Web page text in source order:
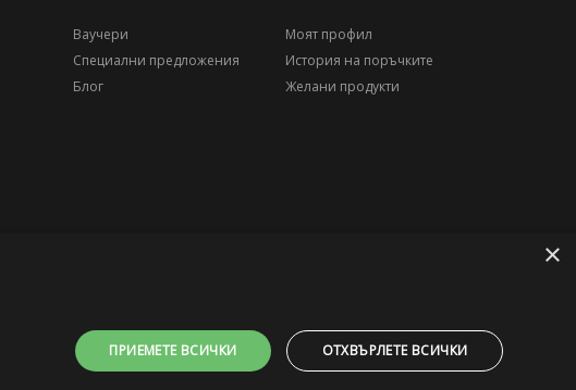
Ваучери
Специални предложения
Блог
Моят профил
История на поръчките
Желани продукти
×
ПРИЕМЕТЕ ВСИЧКИ ОТХВЪРЛЕТЕ ВСИЧКИ